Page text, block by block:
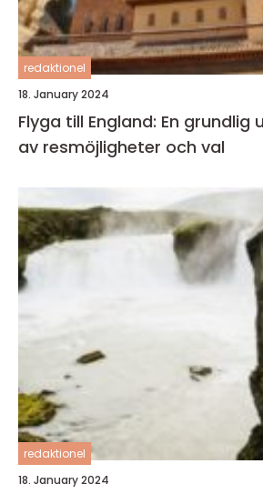
redaktionel
18. January 2024
Flyga till England: En grundlig
av resmöjligheter och val
redaktionel
18. January 2024